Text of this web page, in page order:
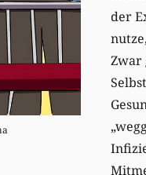
der
Zwar